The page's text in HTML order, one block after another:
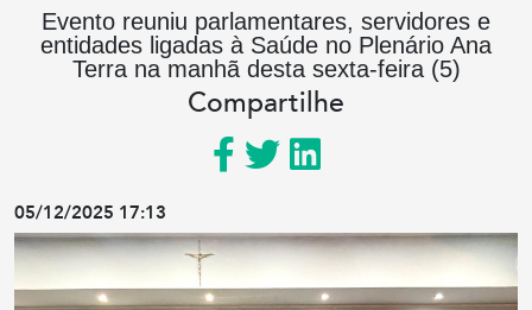
Evento reuniu parlamentares, servidores e
entidades ligadas à Saúde no Plenário Ana
Terra na manhã desta sexta-feira (5)
Compartilhe
05/12/2025 17:13